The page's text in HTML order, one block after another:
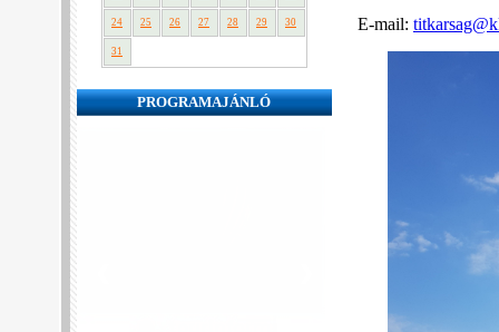
24 25 26 27 28 29 30
31
PROGRAMAJÁNLÓ
E-mail: